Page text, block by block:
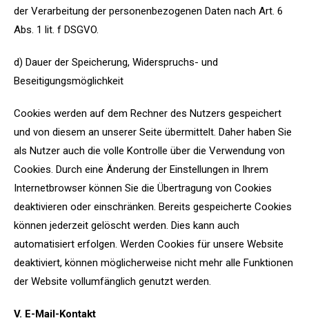
der Verarbeitung der personenbezogenen Daten nach Art. 6
Abs. 1 lit. f DSGVO.
d) Dauer der Speicherung, Widerspruchs- und
Beseitigungsmöglichkeit
Cookies werden auf dem Rechner des Nutzers gespeichert
und von diesem an unserer Seite übermittelt. Daher haben Sie
als Nutzer auch die volle Kontrolle über die Verwendung von
Cookies. Durch eine Änderung der Einstellungen in Ihrem
Internetbrowser können Sie die Übertragung von Cookies
deaktivieren oder einschränken. Bereits gespeicherte Cookies
können jederzeit gelöscht werden. Dies kann auch
automatisiert erfolgen. Werden Cookies für unsere Website
deaktiviert, können möglicherweise nicht mehr alle Funktionen
der Website vollumfänglich genutzt werden.
V. E-Mail-Kontakt